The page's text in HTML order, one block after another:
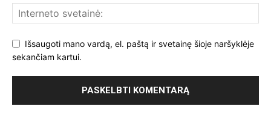
Išsaugoti mano vardą, el. paštą ir svetainę šioje naršyklėje
sekančiam kartui.